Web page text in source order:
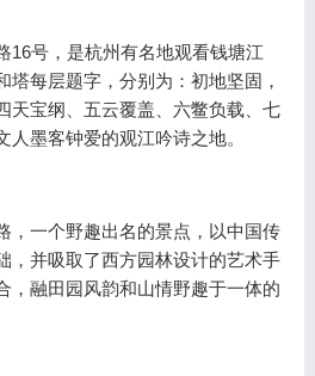
16号，是杭州有名地观看钱塘江
塔每层题字，分别为：初地坚固，
天宝纲、五云覆盖、六鳖负载、七
墨客钟爱的观江吟诗之地。
，一个野趣出名的景点，以中国传
，并吸取了西方园林设计的艺术手
，融田园风韵和山情野趣于一体的